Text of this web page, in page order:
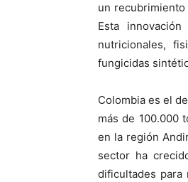
un
Esta
nutricionales,
fungicidas
Colombia es el
más de 100.000
en la región
sector ha
dificultades